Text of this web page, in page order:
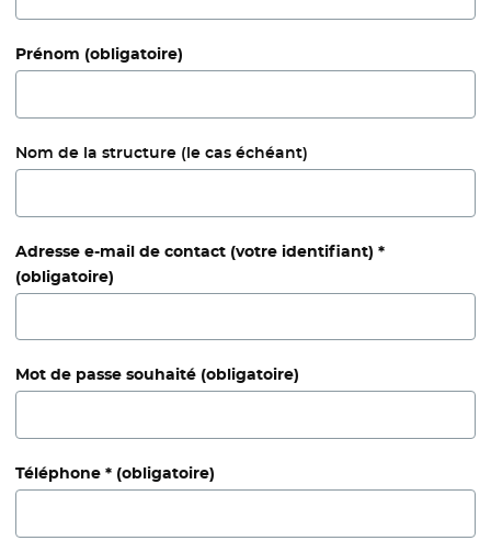
Prénom (obligatoire)
Nom de la structure (le cas échéant)
Adresse e-mail de contact (votre identifiant) *
(obligatoire)
Mot de passe souhaité (obligatoire)
Téléphone * (obligatoire)